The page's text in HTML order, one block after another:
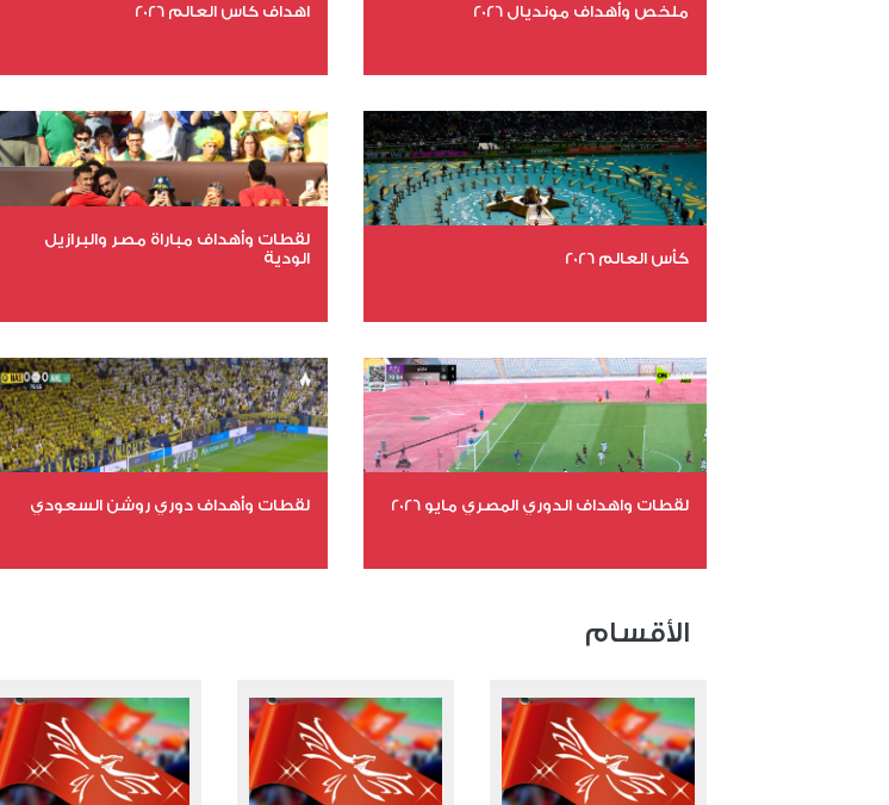
ملخص وأهداف مونديال 2026
عدد المشاهدات 4951
اهداف كاس العالم 2026
عدد المشاهدات 1993
كأس العالم 2026
عدد المشاهدات 10938
لقطات وأهداف مباراة مصر والبرازيل
الودية
عدد المشاهدات 15799
لقطات واهداف الدوري المصري مايو 2026 لقطات وأهداف دوري روشن السعودي
الأقسام